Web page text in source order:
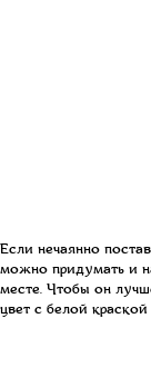
Если нечаянно
можно придумать и
месте. Чтобы он
цвет с белой